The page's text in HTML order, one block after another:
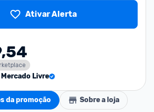
Ativar Alerta
Mercado Livre
da promoção Sobre a loja